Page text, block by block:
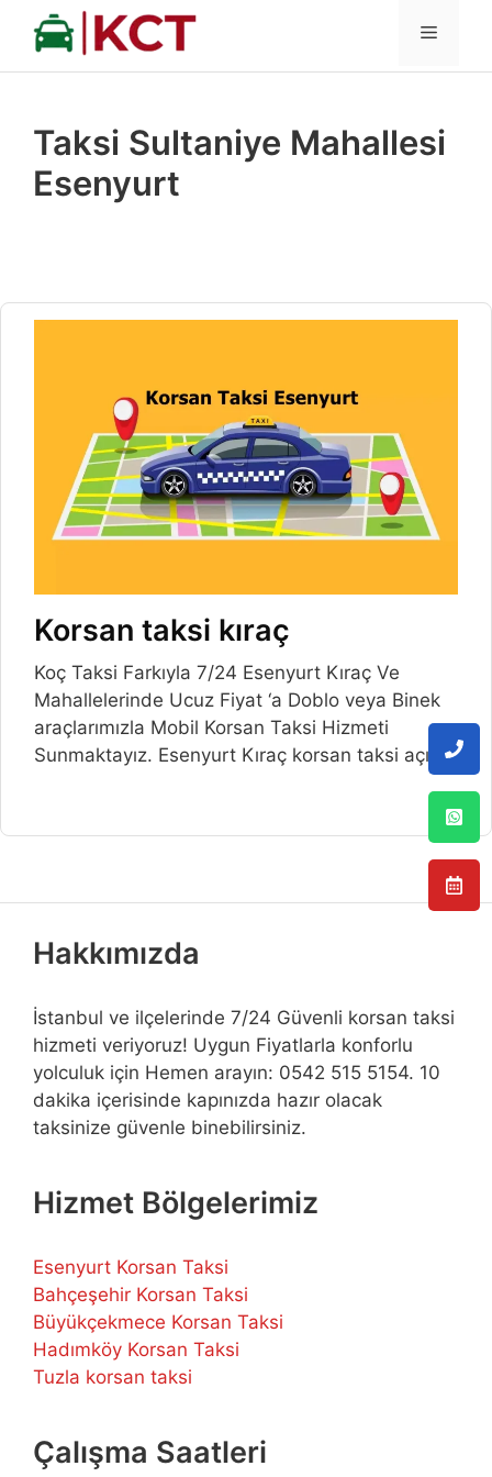
İçeriğe
MENÜ
Taksi Sultaniye Mahallesi
Esenyurt
Korsan taksi kıraç
Koç Taksi Farkıyla 7/24 Esenyurt Kıraç Ve
Mahallelerinde Ucuz Fiyat ‘a Doblo veya Binek
araçlarımızla Mobil Korsan Taksi Hizmeti
Sunmaktayız. Esenyurt Kıraç korsan taksi açılış
Hakkımızda
İstanbul ve ilçelerinde 7/24 Güvenli korsan taksi
hizmeti veriyoruz! Uygun Fiyatlarla konforlu
yolculuk için Hemen arayın: 0542 515 5154. 10
dakika içerisinde kapınızda hazır olacak
taksinize güvenle binebilirsiniz.
Hizmet Bölgelerimiz
Esenyurt Korsan Taksi
Bahçeşehir Korsan Taksi
Büyükçekmece Korsan Taksi
Hadımköy Korsan Taksi
Tuzla korsan taksi
Çalışma Saatleri